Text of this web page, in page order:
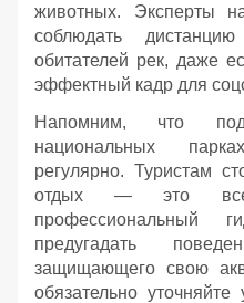
животных. Эксперты
соблюдать
обитателей рек, даже
эффектный кадр для
Напомним, что
национальных
регулярно. Туристам
отдых — это
предугадать
защищающего свою
обязательно